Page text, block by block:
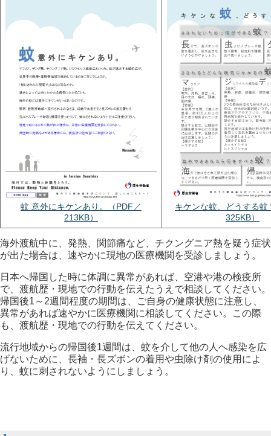
蚊 意外にキケンあり。（PDF／
213KB）
キケンな蚊、どうする蚊
325KB）
海外渡航中に、発熱、関節痛など、チクングニア熱を疑う症状
が出た場合は、速やかに現地の医療機関を受診しましょう。
日本へ帰国した時に体調に異常があれば、空港や港の検疫所
で、渡航歴・現地での行動を伝えたうえで相談してください。
帰国後1～2週間程度の期間は、ご自身の健康状態に注意し、
異常があれば速やかに医療機関に相談してください。この際
も、渡航歴・現地での行動を伝えてください。
流行地域からの帰国後1週間は、蚊を介して他の人へ感染を広
げないために、長袖・長ズボンの着用や虫除け剤の使用によ
り、蚊に刺されないようにしましょう。